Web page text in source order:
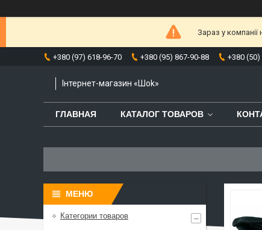
Зараз у
+380 (97) 618-96-70 +380 (95) 867-90-88 +380
Інтернет-магазин «Шоk»
ГЛАВНАЯ КАТАЛОГ ТОВАРОВ
Категории товаров